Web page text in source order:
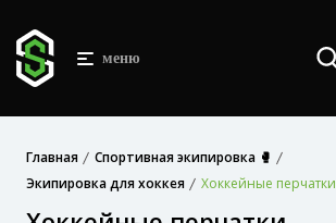
меню
Главная
Спортивная экипировка 🥊
Экипировка для хоккея
Хоккейные перчатки